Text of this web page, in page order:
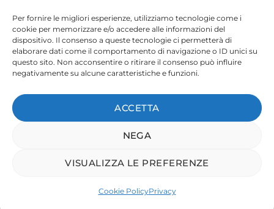
Per fornire le migliori esperienze, utilizziamo tecnologie come i
cookie per memorizzare e/o accedere alle informazioni del
dispositivo. Il consenso a queste tecnologie ci permetterà di
elaborare dati come il comportamento di navigazione o ID unici su
questo sito. Non acconsentire o ritirare il consenso può influire
negativamente su alcune caratteristiche e funzioni.
ACCETTA
NEGA
VISUALIZZA LE PREFERENZE
Cookie PolicyPrivacy
Supporto
Download
Social
Copyright 2024 © Quiver di Luca Poggesi - p.iva 03557621202 - Tutti